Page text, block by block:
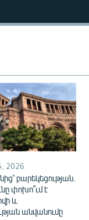
2026
բարեկեցության.
փոխո՞ւմ է
և
անվանումը